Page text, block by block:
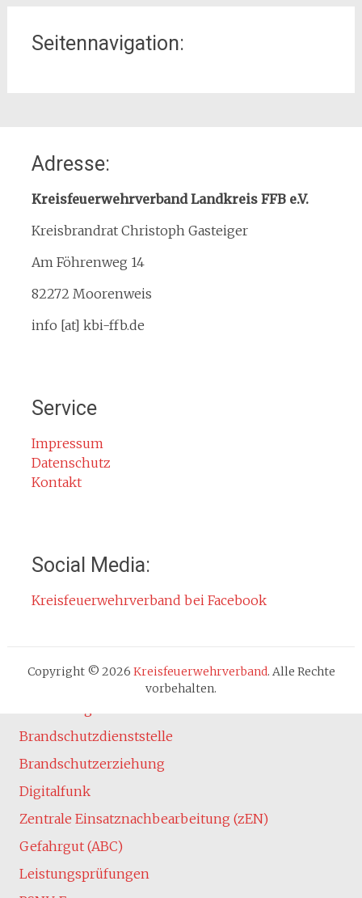
Seitennavigation:
Organisation
Kreisfeuerwehrverband
Kreisbrandinspektion
Service
Rauchmelder
Rettungsgasse
Gefahr durch Kohlenmonoxid
Cookie-Hinweis
Atemschutz
Brandschutzdienststelle
Brandschutzerziehung
Digitalfunk
Zentrale Einsatznachbearbeitung (zEN)
Gefahrgut (ABC)
Leistungsprüfungen
Adresse:
Kreisfeuerwehrverband Landkreis FFB e.V.
Kreisbrandrat Christoph Gasteiger
Am Föhrenweg 14
82272 Moorenweis
info [at] kbi-ffb.de
Service
Impressum
Datenschutz
Kontakt
Social Media:
Kreisfeuerwehrverband bei Facebook
Copyright © 2026 Kreisfeuerwehrverband. Alle Rechte
vorbehalten.